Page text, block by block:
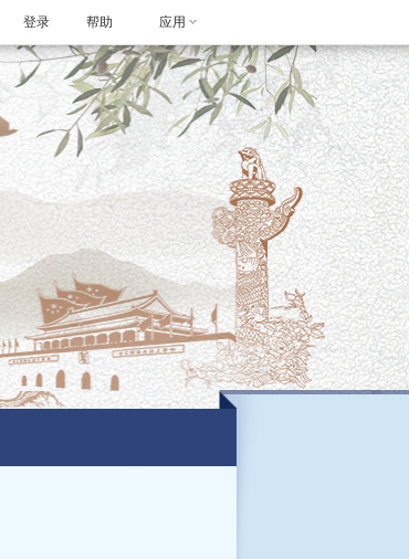
帮助 应用
登录